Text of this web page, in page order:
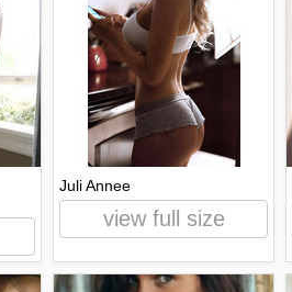
Juli Annee
view full size